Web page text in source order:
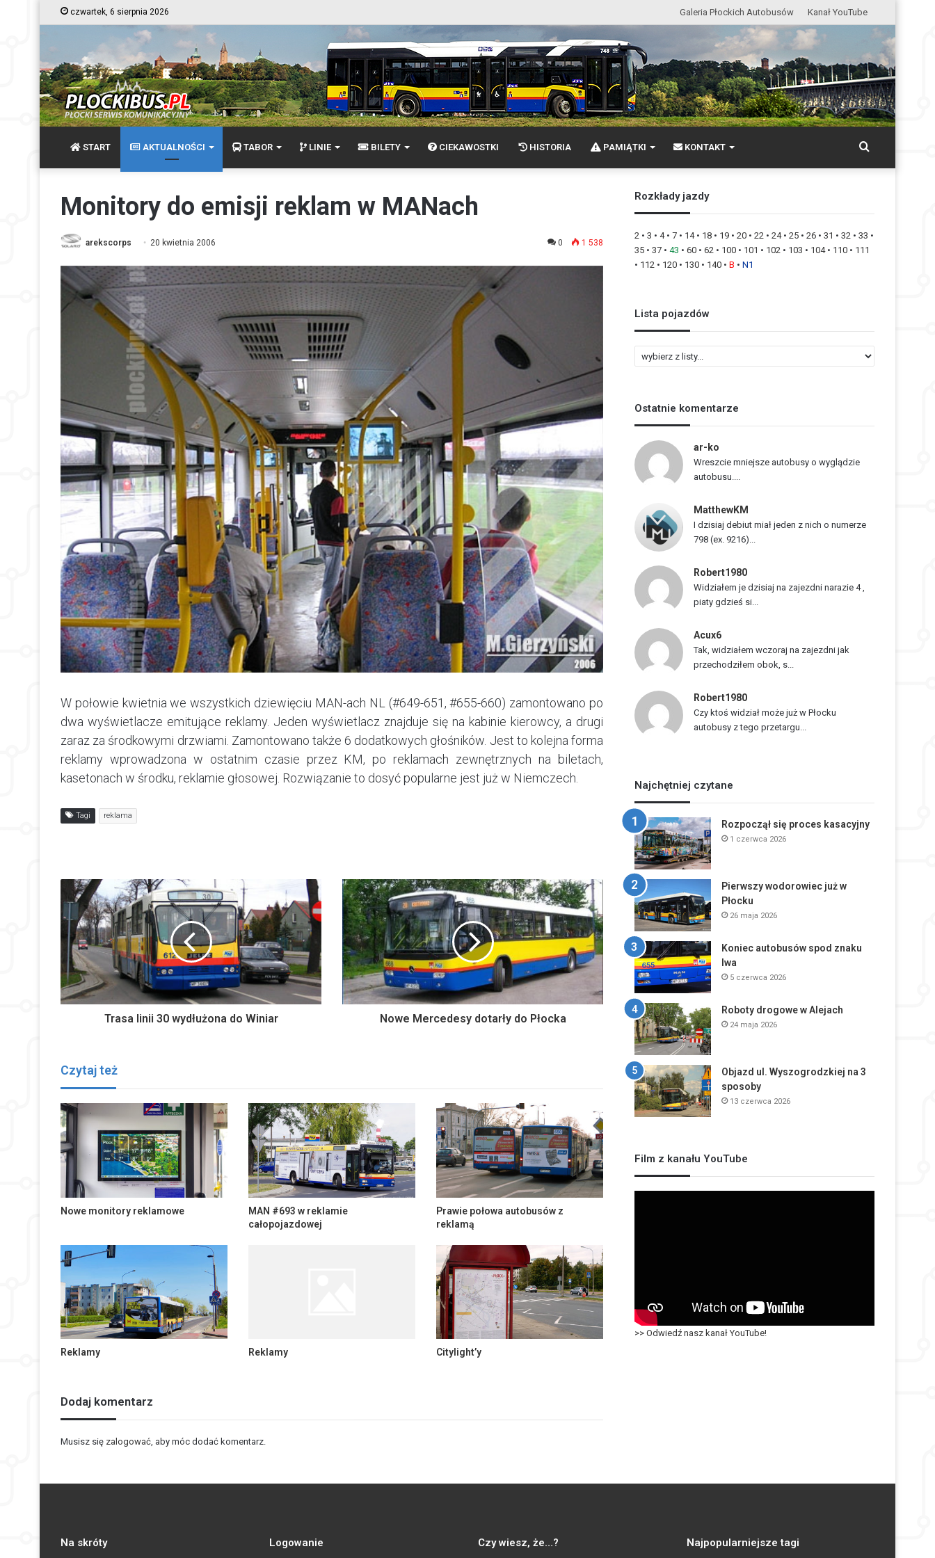
czwartek, 6 sierpnia 2026 Galeria Płockich Autobusów Kanał YouTube
START AKTUALNOŚCI TABOR LINIE BILETY CIEKAWOSTKI HISTORIA PAMIĄTKI KONTAKT Wyszukaj
Monitory do emisji reklam w MANach
arekscorps 20 kwietnia 2006 0 1 538
W połowie kwietnia we wszystkich dziewięciu MAN-ach NL (#649-651, #655-660) zamontowano po
dwa wyświetlacze emitujące reklamy. Jeden wyświetlacz znajduje się na kabinie kierowcy, a drugi
zaraz za środkowymi drzwiami. Zamontowano także 6 dodatkowych głośników. Jest to kolejna forma
reklamy wprowadzona w ostatnim czasie przez KM, po reklamach zewnętrznych na biletach,
kasetonach w środku, reklamie głosowej. Rozwiązanie to dosyć popularne jest już w Niemczech.
Tagi reklama
Trasa linii 30 wydłużona do Winiar Nowe Mercedesy dotarły do Płocka
Czytaj też
Nowe monitory reklamowe
MAN #693 w reklamie
całopojazdowej
Prawie połowa autobusów z
reklamą
Reklamy Reklamy Citylight’y
Dodaj komentarz
Musisz się zalogować, aby móc dodać komentarz.
Rozkłady jazdy
2 •3 •4•7 • 14• 18 • 19 •20 •22 •24•25 •26 •31 •32 •33 •
35 •37 •43 •60 •62 • 100 • 101 • 102 • 103 • 104• 110 • 111
• 112 • 120 • 130 • 140 •B •N1
Lista pojazdów
i
a
p
j
a
Ostatnie komentarze
ar-ko
Wreszcie mniejsze autobusy o wyglądzie
autobusu....
MatthewKM
I dzisiaj debiut miał jeden z nich o numerze
798 (ex. 9216)...
Robert1980
Widziałem je dzisiaj na zajezdni narazie 4 ,
piaty gdzieś si...
Acux6
Tak, widziałem wczoraj na zajezdni jak
przechodziłem obok, s...
Robert1980
Czy ktoś widział może już w Płocku
autobusy z tego przetargu...
Najchętniej czytane
Rozpoczął się proces kasacyjny
1 czerwca 2026
Pierwszy wodorowiec już w
Płocku
26 maja 2026
Koniec autobusów spod znaku
lwa
5 czerwca 2026
Roboty drogowe w Alejach
24 maja 2026
Objazd ul. Wyszogrodzkiej na 3
sposoby
13 czerwca 2026
Film z kanału YouTube
>> Odwiedź nasz kanał YouTube!
Na skróty Logowanie Czy wiesz, że…? Najpopularniejsze tagi